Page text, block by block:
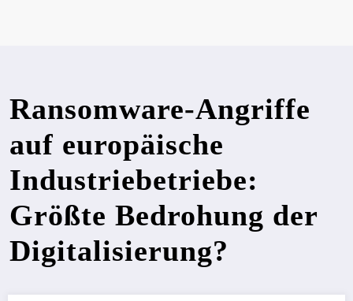
Ransomware-Angriffe
auf europäische
Industriebetriebe:
Größte Bedrohung der
Digitalisierung?